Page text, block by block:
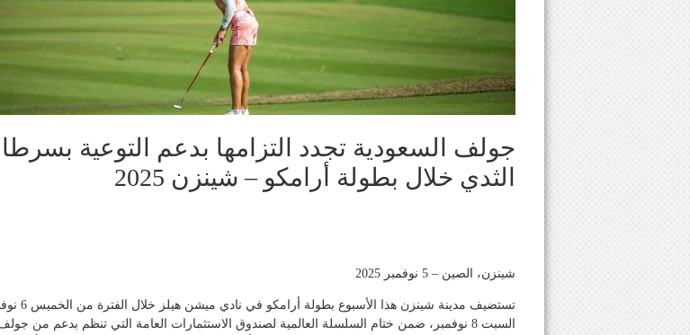
جولف السعودية تجدد التزامها بدعم التوعية
الثدي خلال بطولة أرامكو – شينزن 2025
شينزن، الصين – 5 نوفمبر 2025
تستضيف مدينة شينزن هذا
السبت 8 نوفمبر، ضمن ختام السلسلة العالمية لصندوق الاستثمارات العامة التي تنظم بدعم من